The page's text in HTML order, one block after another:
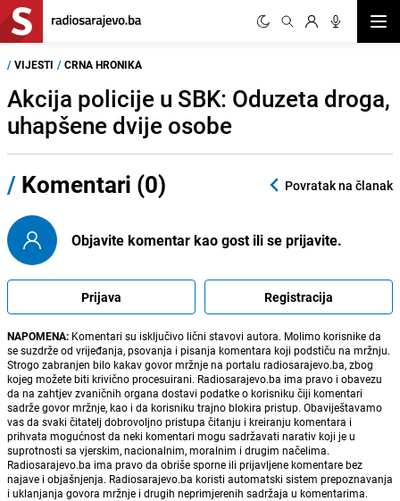
/ VIJESTI / CRNA HRONIKA
Akcija policije u SBK: Oduzeta droga,
uhapšene dvije osobe
/ Komentari (0) Povratak na članak
Objavite komentar kao gost ili se prijavite.
Prijava Registracija
NAPOMENA: Komentari su isključivo lični stavovi autora. Molimo korisnike da
se suzdrže od vrijeđanja, psovanja i pisanja komentara koji podstiču na mržnju.
Strogo zabranjen bilo kakav govor mržnje na portalu radiosarajevo.ba, zbog
kojeg možete biti krivično procesuirani. Radiosarajevo.ba ima pravo i obavezu
da na zahtjev zvaničnih organa dostavi podatke o korisniku čiji komentari
sadrže govor mržnje, kao i da korisniku trajno blokira pristup. Obaviještavamo
vas da svaki čitatelj dobrovoljno pristupa čitanju i kreiranju komentara i
prihvata mogućnost da neki komentari mogu sadržavati narativ koji je u
suprotnosti sa vjerskim, nacionalnim, moralnim i drugim načelima.
Radiosarajevo.ba ima pravo da obriše sporne ili prijavljene komentare bez
najave i objašnjenja. Radiosarajevo.ba koristi automatski sistem prepoznavanja
i uklanjanja govora mržnje i drugih neprimjerenih sadržaja u komentarima.